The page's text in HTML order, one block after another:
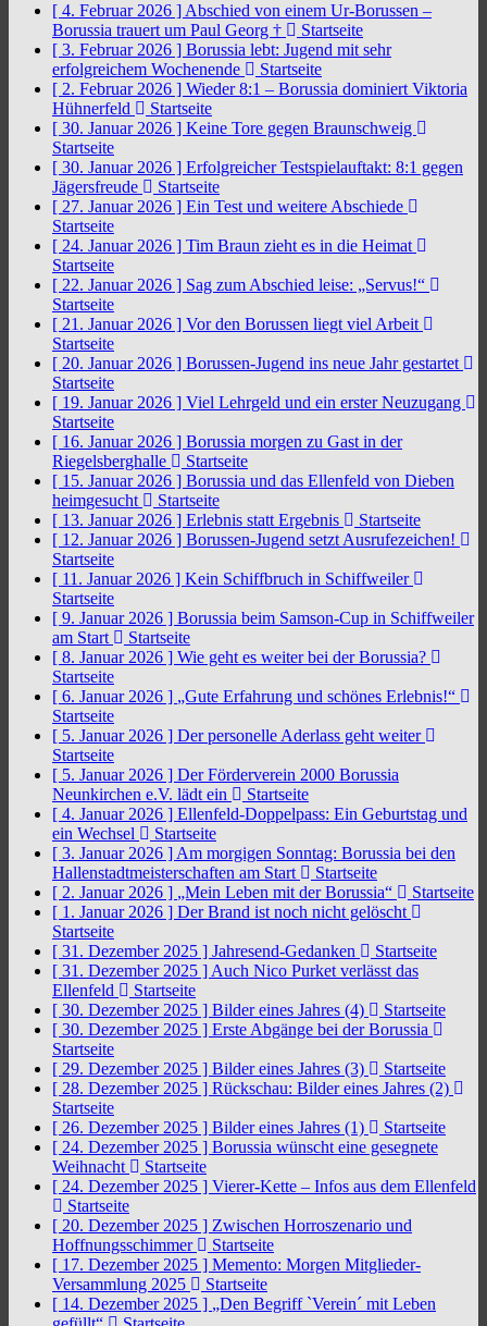
[ 4. Februar 2026 ] Abschied von einem Ur-Borussen –
Borussia trauert um Paul Georg †
Startseite
[ 3. Februar 2026 ] Borussia lebt: Jugend mit sehr
erfolgreichem Wochenende
Startseite
[ 2. Februar 2026 ] Wieder 8:1 – Borussia dominiert Viktoria
Hühnerfeld
Startseite
[ 30. Januar 2026 ] Keine Tore gegen Braunschweig
Startseite
[ 30. Januar 2026 ] Erfolgreicher Testspielauftakt: 8:1 gegen
Jägersfreude
Startseite
[ 27. Januar 2026 ] Ein Test und weitere Abschiede
Startseite
[ 24. Januar 2026 ] Tim Braun zieht es in die Heimat
Startseite
[ 22. Januar 2026 ] Sag zum Abschied leise: „Servus!“
Startseite
[ 21. Januar 2026 ] Vor den Borussen liegt viel Arbeit
Startseite
[ 20. Januar 2026 ] Borussen-Jugend ins neue Jahr gestartet
Startseite
[ 19. Januar 2026 ] Viel Lehrgeld und ein erster Neuzugang
Startseite
[ 16. Januar 2026 ] Borussia morgen zu Gast in der
Riegelsberghalle
Startseite
[ 15. Januar 2026 ] Borussia und das Ellenfeld von Dieben
heimgesucht
Startseite
[ 13. Januar 2026 ] Erlebnis statt Ergebnis
Startseite
[ 12. Januar 2026 ] Borussen-Jugend setzt Ausrufezeichen!
Startseite
[ 11. Januar 2026 ] Kein Schiffbruch in Schiffweiler
Startseite
[ 9. Januar 2026 ] Borussia beim Samson-Cup in Schiffweiler
am Start
Startseite
[ 8. Januar 2026 ] Wie geht es weiter bei der Borussia?
Startseite
[ 6. Januar 2026 ] „Gute Erfahrung und schönes Erlebnis!“
Startseite
[ 5. Januar 2026 ] Der personelle Aderlass geht weiter
Startseite
[ 5. Januar 2026 ] Der Förderverein 2000 Borussia
Neunkirchen e.V. lädt ein
Startseite
[ 4. Januar 2026 ] Ellenfeld-Doppelpass: Ein Geburtstag und
ein Wechsel
Startseite
[ 3. Januar 2026 ] Am morgigen Sonntag: Borussia bei den
Hallenstadtmeisterschaften am Start
Startseite
[ 2. Januar 2026 ] „Mein Leben mit der Borussia“
Startseite
[ 1. Januar 2026 ] Der Brand ist noch nicht gelöscht
Startseite
[ 31. Dezember 2025 ] Jahresend-Gedanken
Startseite
[ 31. Dezember 2025 ] Auch Nico Purket verlässt das
Ellenfeld
Startseite
[ 30. Dezember 2025 ] Bilder eines Jahres (4)
Startseite
[ 30. Dezember 2025 ] Erste Abgänge bei der Borussia
Startseite
[ 29. Dezember 2025 ] Bilder eines Jahres (3)
Startseite
[ 28. Dezember 2025 ] Rückschau: Bilder eines Jahres (2)
Startseite
[ 26. Dezember 2025 ] Bilder eines Jahres (1)
Startseite
[ 24. Dezember 2025 ] Borussia wünscht eine gesegnete
Weihnacht
Startseite
[ 24. Dezember 2025 ] Vierer-Kette – Infos aus dem Ellenfeld
Startseite
[ 20. Dezember 2025 ] Zwischen Horroszenario und
Hoffnungsschimmer
Startseite
[ 17. Dezember 2025 ] Memento: Morgen Mitglieder-
Versammlung 2025
Startseite
[ 14. Dezember 2025 ] „Den Begriff `Verein´ mit Leben